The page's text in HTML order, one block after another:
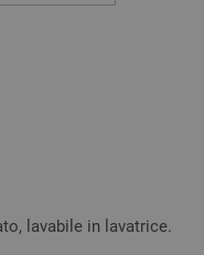
lavabile in lavatrice.